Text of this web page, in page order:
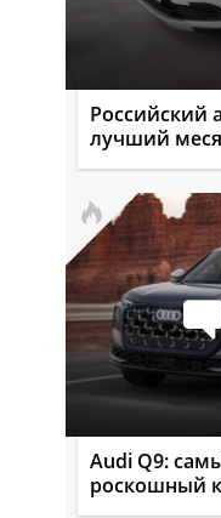
Российский
лучший
Audi Q9:
роскошный